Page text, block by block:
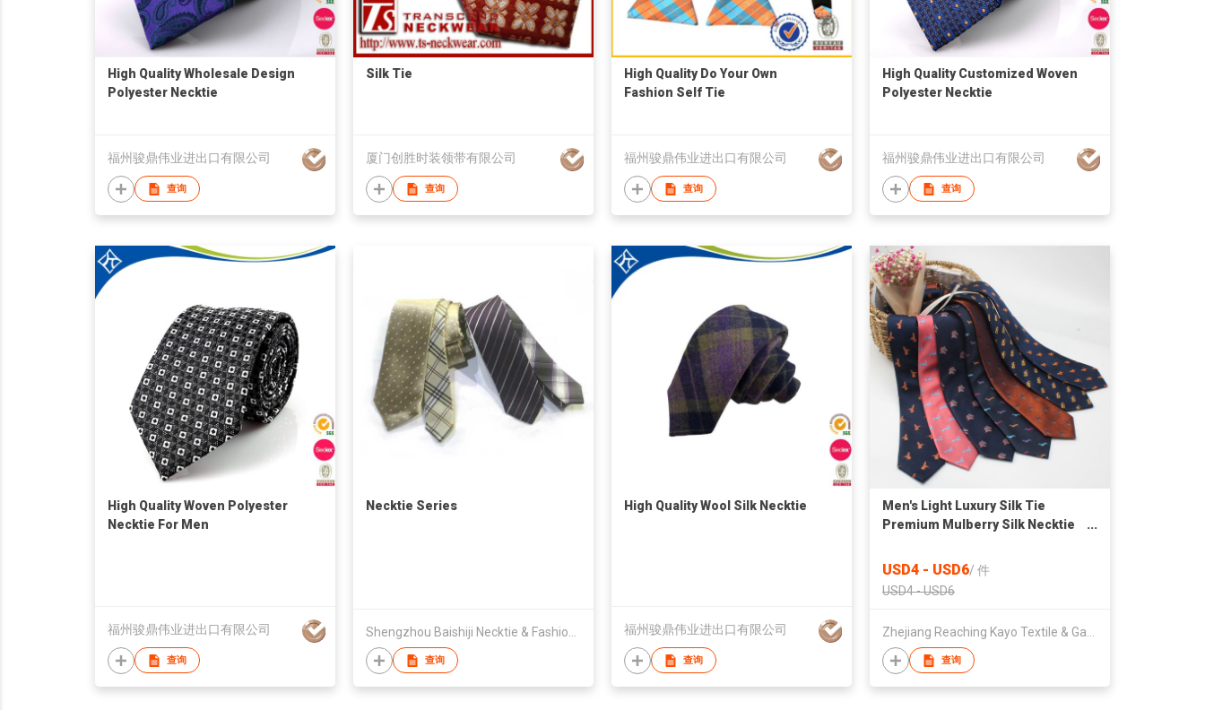
High Quality Wholesale Design
Polyester Necktie
福州骏鼎伟业进出口有限公司
查询
Silk Tie
厦门创胜时装领带有限公司
查询
High Quality Do Your Own
Fashion Self Tie
福州骏鼎伟业进出口有限公司
查询
High Quality Customized Woven
Polyester Necktie
福州骏鼎伟业进出口有限公司
查询
High Quality Woven Polyester
Necktie For Men
福州骏鼎伟业进出口有限公司
查询
Necktie Series
查询
High Quality Wool Silk Necktie
福州骏鼎伟业进出口有限公司
查询
Men's Light Luxury Silk Tie
Premium Mulberry Silk Necktie
USD4 - USD6/ 件
USD4 - USD6
查询